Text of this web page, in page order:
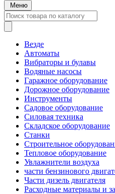
Меню
Везде
Автоматы
Вибраторы и булавы
Водяные насосы
Гаражное оборудование
Дорожное оборудование
Инструменты
Садовое оборудование
Силовая техника
Складское оборудование
Станки
Строительное
Тепловое оборудование
Увлажнители воздуха
части бензинового
Части дизель двигателя
Расходные материалы и